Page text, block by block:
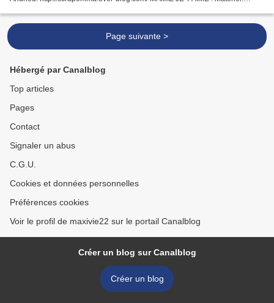
Page suivante >
Hébergé par Canalblog
Top articles
Pages
Contact
Signaler un abus
C.G.U.
Cookies et données personnelles
Préférences cookies
Voir le profil de maxivie22 sur le portail Canalblog
Créer un blog sur Canalblog
Créer un blog